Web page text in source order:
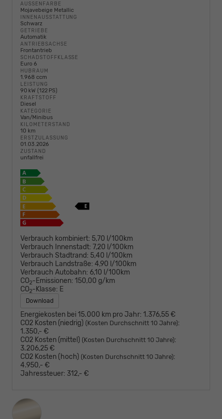
AUSSENFARBE
Mojavebeige Metallic
INNENAUSSTATTUNG
Schwarz
GETRIEBE
Automatik
ANTRIEBSACHSE
Frontantrieb
SCHADSTOFFKLASSE
Euro 6
HUBRAUM
1.968 ccm
LEISTUNG
90 kW (122 PS)
KRAFTSTOFF
Diesel
KATEGORIE
Van/Minibus
KILOMETERSTAND
10 km
ERSTZULASSUNG
01.03.2026
ZUSTAND
unfallfrei
Verbrauch kombiniert: 5,70 l/100km
Verbrauch Innenstadt: 7,20 l/100km
Verbrauch Stadtrand: 5,40 l/100km
Verbrauch Landstraße: 4,90 l/100km
Verbrauch Autobahn: 6,10 l/100km
CO2-Emissionen: 150,00 g/km
CO2-Klasse: E
Download
Energiekosten bei 15.000 km pro Jahr: 1.376,55 €
CO2 Kosten (niedrig) (Kosten Durchschnitt 10 Jahre):
1.350,- €
CO2 Kosten (mittel) (Kosten Durchschnitt 10 Jahre):
3.206,25 €
CO2 Kosten (hoch) (Kosten Durchschnitt 10 Jahre):
4.950,- €
Jahressteuer: 312,- €